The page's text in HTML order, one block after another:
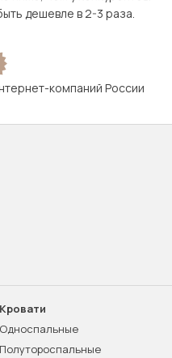
дешевле в 2-3 раза.
компаний России
Кровати
Односпальные
Полутороспальные